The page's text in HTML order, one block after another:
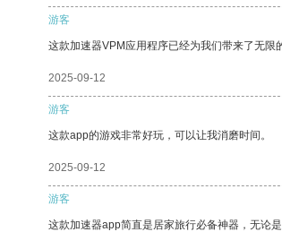
游客
这款加速器VPM应用程序已经为我们带来了无限
2025-09-12
游客
这款app的游戏非常好玩，可以让我消磨时间。
2025-09-12
游客
这款加速器app简直是居家旅行必备神器，无论